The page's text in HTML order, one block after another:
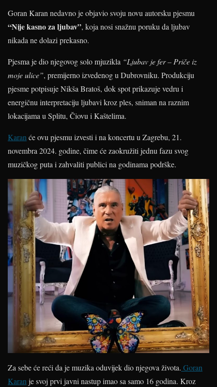
Goran Karan nedavno je objavio svoju novu autorsku pjesmu
“Nije kasno za ljubav”, koja nosi snažnu poruku da ljubav
nikada ne dolazi prekasno.
Pjesma je dio njegovog solo mjuzikla “Ljubav je fer – Priče iz
moje ulice”, premijerno izvedenog u Dubrovniku. Produkciju
pjesme potpisuje Nikša Bratoš, dok spot prikazuje vedru i
energičnu interpretaciju ljubavi kroz ples, sniman na raznim
lokacijama u Splitu, Čiovu i Kaštelima.
Karan će ovu pjesmu izvesti i na koncertu u Zagrebu, 21.
novembra 2024. godine, čime će zaokružiti jednu fazu svog
muzičkog puta i zahvaliti publici na godinama podrške.
Za sebe će reći da je muzika oduvijek dio njegova života. Goran
Karanje svoj prvi javni nastup imao sa samo 16 godina. Kroz